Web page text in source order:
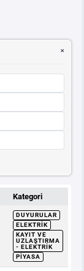
Kategori
DUYURULAR
ELEKTRIK
KAYIT VE
UZLAŞTIRMA
- ELEKTRIK
PIYASA